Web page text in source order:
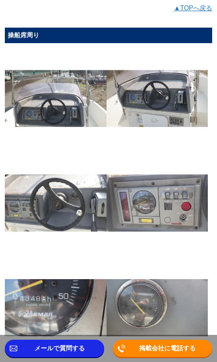
▲TOPへ戻る
操船席周り
メールで質問する 掲載会社に電話する